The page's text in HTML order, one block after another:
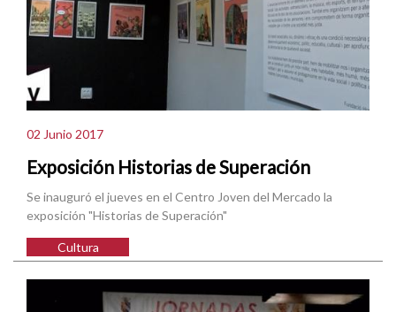
02 Junio 2017
Exposición Historias de Superación
Se inauguró el jueves en el Centro Joven del Mercado la
exposición "Historias de Superación"
Cultura